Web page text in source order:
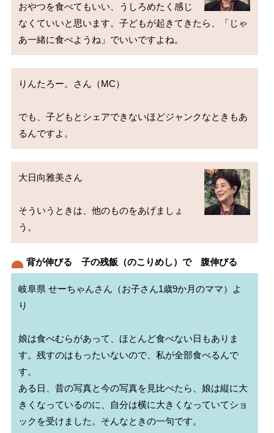
おやつを食べてもいい、うしろめたく感じ
なくていいと思います。子どもが起きてきたら、「じゃ
りんたろー。さん（MC）
でも、子どもとシェアできないほどジャンクなときもあ
大日向雅美さん
そういうときは、他のものをあげましょ
背が伸びる 子の残飯（のこりめし）で 腹伸びる
岐阜県 せーちゃんさん（お子さん1歳9か月のママ）よ
り
娘は食べむらがあって、ほとんど食べない日もありま
す。残すのはもったいないので、私が全部食べるんで
す。
ある日、昔の写真と今の写真を見比べたら、娘は縦に大
きくなっているのに、自分は横に大きくなっていてショ
ックを受けました。そんなときの一句です。